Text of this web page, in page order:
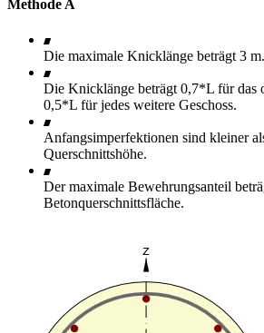
Methode A
Die maximale Knicklänge beträgt 3 m.
Die Knicklänge beträgt 0,7*L für das
0,5*L für jedes weitere Geschoss.
Anfangsimperfektionen sind kleiner
Querschnittshöhe.
Der maximale Bewehrungsanteil
Betonquerschnittsfläche.